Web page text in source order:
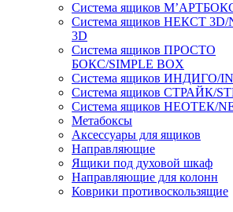
Система ящиков
Система ящиков НЕКСТ 3D/
3D
Система ящиков ПРОСТО
БОКС/SIMPLE BOX
Система ящиков ИНДИГО/
Система ящиков СТРАЙК/
Система ящиков НЕОТЕК/
Метабоксы
Аксессуары для ящиков
Направляющие
Ящики под духовой шкаф
Направляющие для колонн
Коврики противоскользящие